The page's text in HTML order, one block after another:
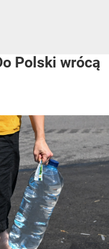
Polski wrócą